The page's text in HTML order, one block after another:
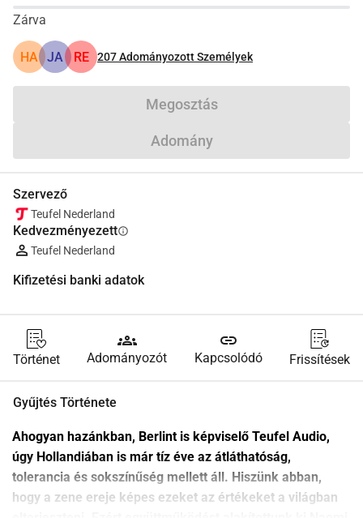
Zárva
HA JA RE 207Adományozott Személyek
Megosztás
Adomány
Szervező
Teufel Nederland
Kedvezményezettinfo
Teufel Nederland
Kifizetési banki adatok
Történet
groups
Adományozót
link
Kapcsolódó Frissítések
Gyűjtés Története
Ahogyan hazánkban, Berlint is képviselő Teufel Audio,
úgy Hollandiában is már tíz éve az átláthatóság,
tolerancia és sokszínűség mellett áll. Hiszünk abban,
hogy a zene ereje képes ezeket az értékeket a világban